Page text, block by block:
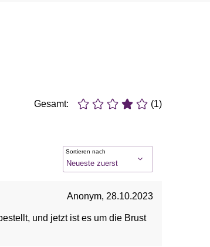
Gesamt: (1)
Sortieren nach
Anonym, 28.10.2023
und jetzt ist es um die Brust